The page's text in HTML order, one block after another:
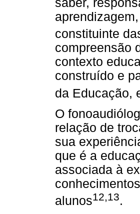
saber,
constituinte
compreensão
contexto
construído e
da Educação,
O
relação de
sua
que é a
associada à
alunos12,13.